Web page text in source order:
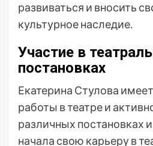
развиваться и вносить
культурное наследие.
Участие в
постановках
Екатерина Стулова
работы в театре и
различных постановках
начала свою карьеру в